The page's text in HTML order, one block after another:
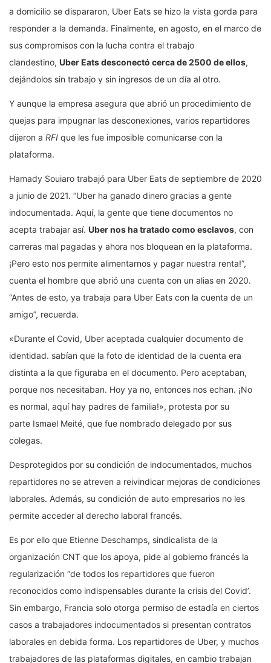
a domicilio se dispararon, Uber Eats se hizo la vista gorda para
responder a la demanda. Finalmente, en agosto, en el marco de
sus compromisos con la lucha contra el trabajo
clandestino, Uber Eats desconectó cerca de 2500 de ellos,
dejándolos sin trabajo y sin ingresos de un día al otro.
Y aunque la empresa asegura que abrió un procedimiento de
quejas para impugnar las desconexiones, varios repartidores
dijeron a RFI que les fue imposible comunicarse con la
plataforma.
Hamady Souiaro trabajó para Uber Eats de septiembre de 2020
a junio de 2021. “Uber ha ganado dinero gracias a gente
indocumentada. Aquí, la gente que tiene documentos no
acepta trabajar así. Uber nos ha tratado como esclavos, con
carreras mal pagadas y ahora nos bloquean en la plataforma.
¡Pero esto nos permite alimentarnos y pagar nuestra renta!”,
cuenta el hombre que abrió una cuenta con un alias en 2020.
“Antes de esto, ya trabaja para Uber Eats con la cuenta de un
amigo”, recuerda.
«Durante el Covid, Uber aceptada cualquier documento de
identidad. sabían que la foto de identidad de la cuenta era
distinta a la que figuraba en el documento. Pero aceptaban,
porque nos necesitaban. Hoy ya no, entonces nos echan. ¡No
es normal, aquí hay padres de familia!», protesta por su
parte Ismael Meité, que fue nombrado delegado por sus
colegas.
Desprotegidos por su condición de indocumentados, muchos
repartidores no se atreven a reivindicar mejoras de condiciones
laborales. Además, su condición de auto empresarios no les
permite acceder al derecho laboral francés.
Es por ello que Etienne Deschamps, sindicalista de la
organización CNT que los apoya, pide al gobierno francés la
regularización “de todos los repartidores que fueron
reconocidos como indispensables durante la crisis del Covid’.
Sin embargo, Francia solo otorga permiso de estadía en ciertos
casos a trabajadores indocumentados si presentan contratos
laborales en debida forma. Los repartidores de Uber, y muchos
trabajadores de las plataformas digitales, en cambio trabajan